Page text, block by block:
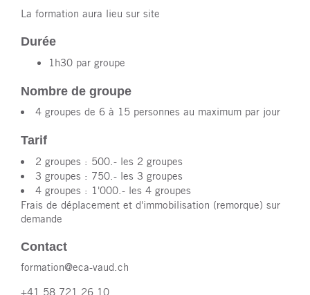
La formation aura lieu sur site
Durée
1h30 par groupe
Nombre de groupe
4 groupes de 6 à 15 personnes au maximum par jour
Tarif
2 groupes : 500.- les 2 groupes
3 groupes : 750.- les 3 groupes
4 groupes : 1'000.- les 4 groupes
Frais de déplacement et d'immobilisation (remorque) sur
demande
Contact
formation@eca-vaud.ch